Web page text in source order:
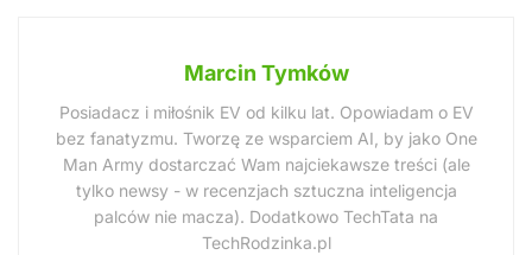
Marcin Tymków
Posiadacz i miłośnik EV od kilku lat. Opowiadam o EV
bez fanatyzmu. Tworzę ze wsparciem AI, by jako One
Man Army dostarczać Wam najciekawsze treści (ale
tylko newsy - w recenzjach sztuczna inteligencja
palców nie macza). Dodatkowo TechTata na
TechRodzinka.pl